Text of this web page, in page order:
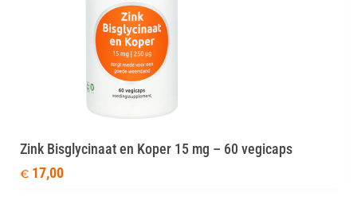
Zink Bisglycinaat en Koper 15 mg – 60 vegicaps
€ 17,00